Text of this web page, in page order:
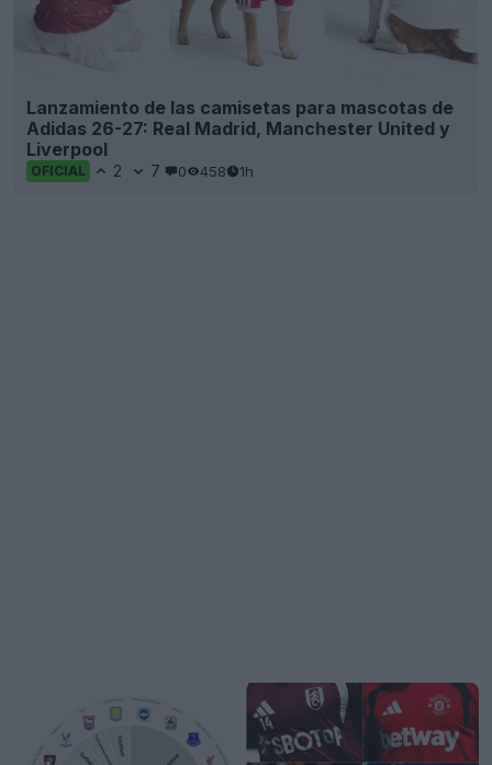
Lanzamiento de las camisetas para mascotas de
Adidas 26-27: Real Madrid, Manchester United y
Liverpool
OFICIAL 2 7 0 458 1h